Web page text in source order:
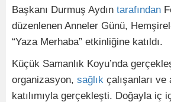
Başkanı Durmuş Aydın tarafından
düzenlenen Anneler Günü,
“Yaza Merhaba” etkinliğine katıldı.
Küçük Samanlık Koyu’nda
organizasyon, sağlık çalışanları ve
katılımıyla gerçekleşti. Doğayla iç